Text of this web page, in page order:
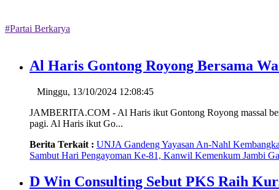
#Partai Berkarya
Al Haris Gontong Royong Bersama
Minggu, 13/10/2024 12:08:45
JAMBERITA.COM - Al Haris ikut Gontong Royong massal
pagi. Al Haris ikut Go...
Berita Terkait : UNJA Gandeng Yayasan An-Nahl
Sambut Hari Pengayoman Ke-81, Kanwil Kemenkum Jambi
D Win Consulting Sebut PKS Raih